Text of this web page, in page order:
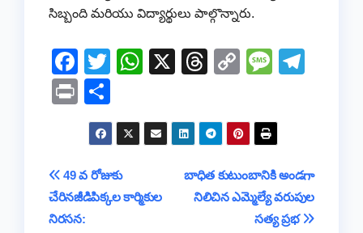
సిబ్బంది మరియు విద్యార్థులు పాల్గొన్నారు.
F
a
c
e
b
o
o
T
er
W
s
p
X
T
a
d
s
C
y
Li
n
M
a
g
e
m
Pr
in h
ar
e
Post
navigation
బాధిత కుటుంబానికి అండగా
నిలిచిన ఎమ్మెల్యే వరుపుల
సత్య ప్రభ
49 వ రోజుకు
చేరినజీడిపిక్కల కార్మికుల
నిరసన: